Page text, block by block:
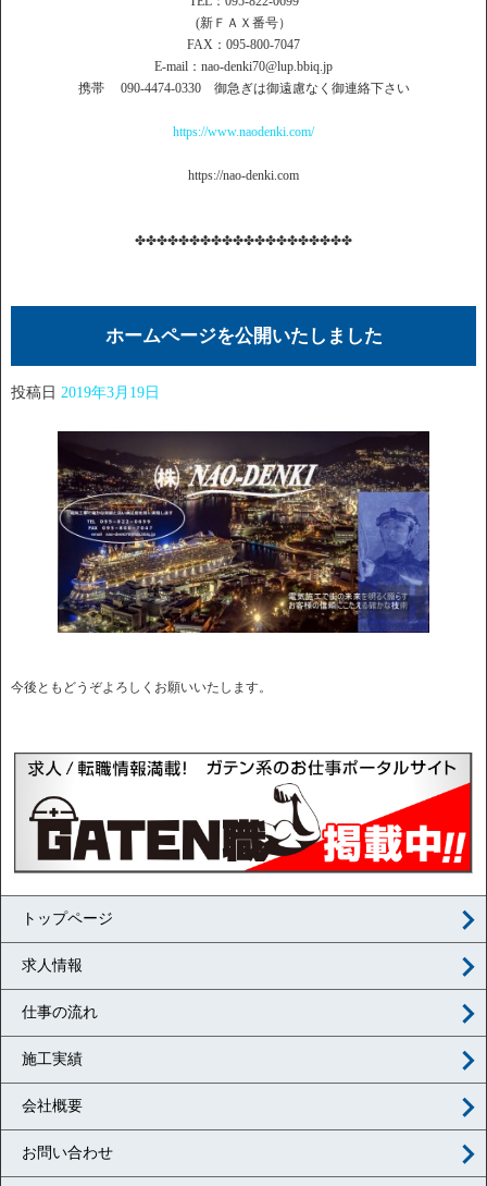
(新ＦＡＸ番号）
FAX：095-800-7047
E-mail：nao-denki70@lup.bbiq.jp
携帯 090-4474-0330 御急ぎは御遠慮なく御連絡下さい
https://www.naodenki.com/
https://nao-denki.com
✤✤✤✤✤✤✤✤✤✤✤✤✤✤✤✤✤✤✤✤
ホームページを公開いたしました
投稿日 2019年3月19日
今後ともどうぞよろしくお願いいたします。
トップページ
求人情報
仕事の流れ
施工実績
会社概要
お問い合わせ